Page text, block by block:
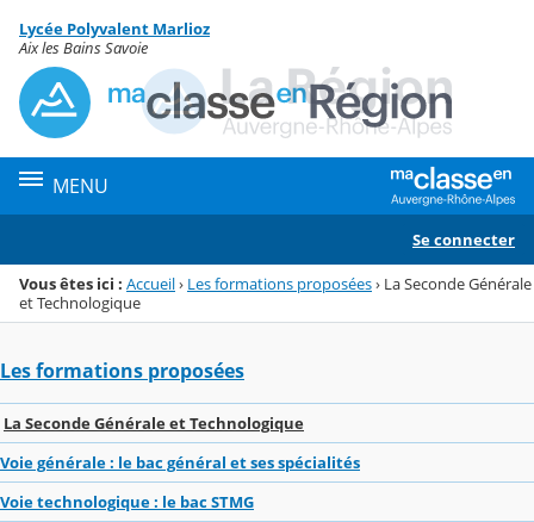
Menu de la rubrique
Contenu
Lycée Polyvalent Marlioz
Aix les Bains Savoie
MENU
Se connecter
Vous êtes ici : Accueil› Les formations proposées› La Seconde Générale
et Technologique
Les formations proposées
La Seconde Générale et Technologique
Voie générale : le bac général et ses spécialités
Voie technologique : le bac STMG